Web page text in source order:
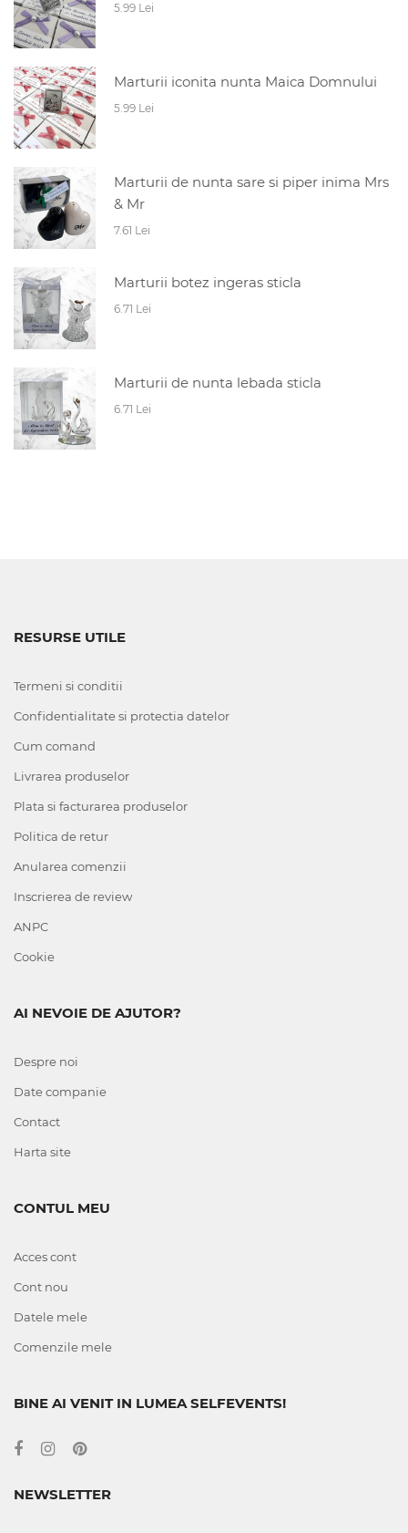
5.99 Lei
Marturii iconita nunta Maica Domnului
5.99 Lei
Marturii de nunta sare si piper inima Mrs
& Mr
7.61 Lei
Marturii botez ingeras sticla
6.71 Lei
Marturii de nunta lebada sticla
6.71 Lei
RESURSE UTILE
Termeni si conditii
Confidentialitate si protectia datelor
Cum comand
Livrarea produselor
Plata si facturarea produselor
Politica de retur
Anularea comenzii
Inscrierea de review
ANPC
Cookie
AI NEVOIE DE AJUTOR?
Despre noi
Date companie
Contact
Harta site
CONTUL MEU
Acces cont
Cont nou
Datele mele
Comenzile mele
BINE AI VENIT IN LUMEA SELFEVENTS!
NEWSLETTER